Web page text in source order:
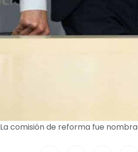
La comisión de reforma fue